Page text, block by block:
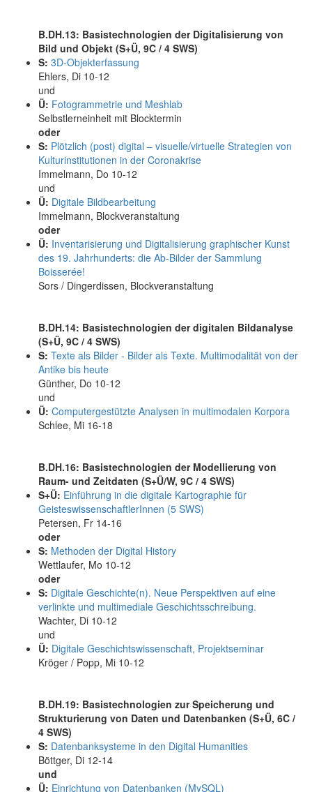
B.DH.13: Basistechnologien der Digitalisierung von
Bild und Objekt (S+Ü, 9C / 4 SWS)
S: 3D-Objekterfassung
Ehlers, Di 10-12
und
Ü: Fotogrammetrie und Meshlab
Selbstlerneinheit mit Blocktermin
oder
S: Plötzlich (post) digital – visuelle/virtuelle Strategien von
Kulturinstitutionen in der Coronakrise
Immelmann, Do 10-12
und
Ü: Digitale Bildbearbeitung
Immelmann, Blockveranstaltung
oder
Ü: Inventarisierung und Digitalisierung graphischer Kunst
des 19. Jahrhunderts: die Ab-Bilder der Sammlung
Boisserée!
Sors / Dingerdissen, Blockveranstaltung
B.DH.14: Basistechnologien der digitalen Bildanalyse
(S+Ü, 9C / 4 SWS)
S: Texte als Bilder - Bilder als Texte. Multimodalität von der
Antike bis heute
Günther, Do 10-12
und
Ü: Computergestützte Analysen in multimodalen Korpora
Schlee, Mi 16-18
B.DH.16: Basistechnologien der Modellierung von
Raum- und Zeitdaten (S+Ü/W, 9C / 4 SWS)
S+Ü: Einführung in die digitale Kartographie für
GeisteswissenschaftlerInnen (5 SWS)
Petersen, Fr 14-16
oder
S: Methoden der Digital History
Wettlaufer, Mo 10-12
oder
S: Digitale Geschichte(n). Neue Perspektiven auf eine
verlinkte und multimediale Geschichtsschreibung.
Wachter, Di 10-12
und
Ü: Digitale Geschichtswissenschaft, Projektseminar
Kröger / Popp, Mi 10-12
B.DH.19: Basistechnologien zur Speicherung und
Strukturierung von Daten und Datenbanken (S+Ü, 6C /
4 SWS)
S: Datenbanksysteme in den Digital Humanities
Böttger, Di 12-14
und
Ü: Einrichtung von Datenbanken (MySQL)